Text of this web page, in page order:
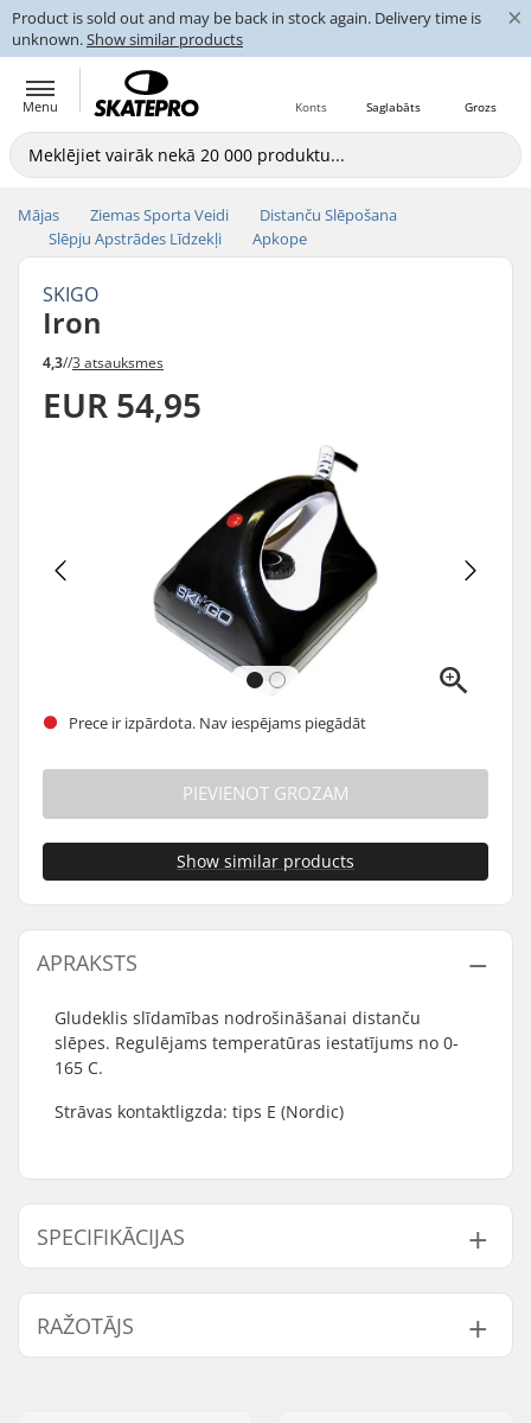
Product is sold out and may be back in stock again. Delivery time is
unknown.Show similar products
×
Menu Grozs
Saglabāts
Konts
Mājas Ziemas Sporta Veidi
Distanču Slēpošana
Slēpju Apstrādes Līdzekļi
Apkope
SKIGO
Iron
4,3//3 atsauksmes
EUR 54,95
Prece ir izpārdota. Nav iespējams piegādāt
PIEVIENOT GROZAM
Show similar products
APRAKSTS
Gludeklis slīdamības nodrošināšanai distanču
slēpes. Regulējams temperatūras iestatījums no 0-
165 C.
Strāvas kontaktligzda: tips E (Nordic)
SPECIFIKĀCIJAS
Spraudņa veids: EU
RAŽOTĀJS